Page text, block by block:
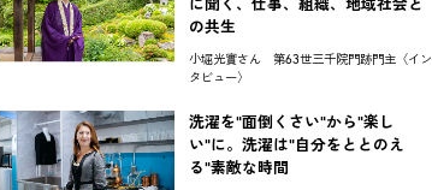
の共生
小堀光實さん 第63世三千院門跡門主〈イン
タビュー〉
洗濯を"面倒くさい"から"楽し
い"に。洗濯は"自分をととのえ
る"素敵な時間